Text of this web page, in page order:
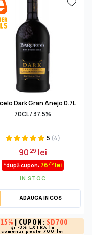
Bermúdez şi
emblematice,
ani, însă pe lângă
noi sau mai mici,
ca Relicario,
Opthimus sau Ron
Dark Gran Anejo 0.7L
70CL / 37.5%
5 (4)
90 29 lei
*după cupon: 7675 lei
IN STOC
ADAUGA IN COS
15% | CUPON: SD700
și -3% EXTRA la
comenzi peste 700 lei